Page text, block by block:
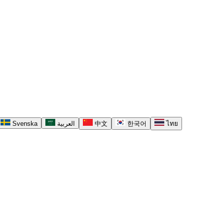
Svenska العربية 中文 한국어
ไทย